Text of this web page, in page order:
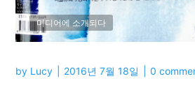
미디어에 소개되다
by Lucy 2016년 7월 18일 0